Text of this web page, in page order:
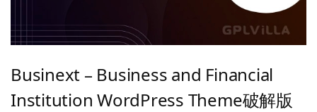
Businext – Business and Financial
Institution WordPress Theme破解版